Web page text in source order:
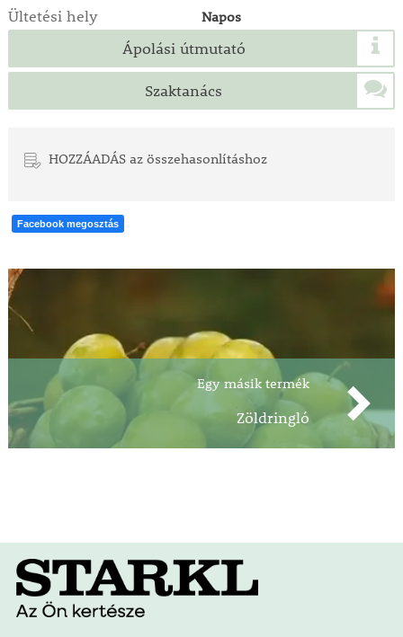
Ültetési hely
Napos
Ápolási útmutató
Szaktanács
HOZZÁADÁS az összehasonlításhoz
Facebook megosztás
Egy másik termék
Zöldringló